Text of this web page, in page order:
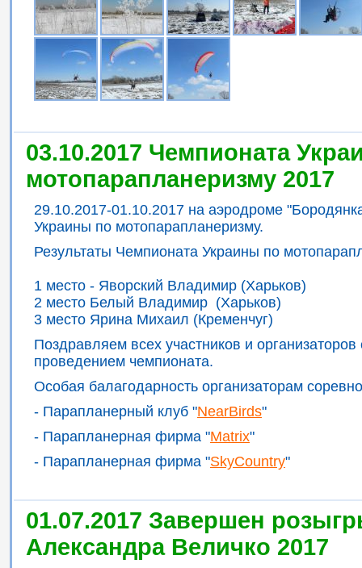
03.10.2017 Чемпионата
мотопарапланеризму 2017
29.10.2017-01.10.2017 на аэродроме
Украины по мотопарапланеризму.
Результаты Чемпионата Украины по
1 место - Яворский Владимир (Харьков)
2 место Белый Владимир (Харьков)
3 место Ярина Михаил (Кременчуг)
Поздравляем всех участников и
проведением чемпионата.
Особая балагодарность организаторам
- Парапланерный клуб "NearBirds"
- Парапланерная фирма "Matrix"
- Парапланерная фирма "SkyCountry"
01.07.2017 Завершен
Александра Величко 2017